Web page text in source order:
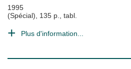
1995
(Spécial), 135 p., tabl.
Plus d'information...